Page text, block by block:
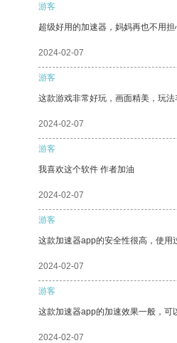
游客
超级好用的加速器，妈妈再也不用担
2024-02-07
游客
这款游戏非常好玩，画面精美，玩
2024-02-07
游客
我喜欢这个软件 作者加油
2024-02-07
游客
这款加速器app的安全性很高，使用
2024-02-07
游客
这款加速器app的加速效果一般，可
2024-02-07